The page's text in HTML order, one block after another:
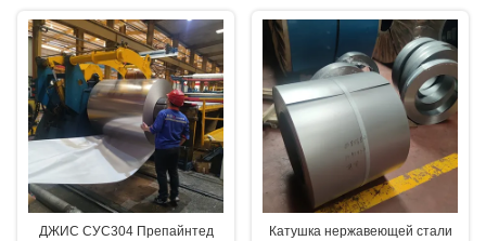
ДЖИС СУС304 Препайнтед
Катушка нержавеющей стали